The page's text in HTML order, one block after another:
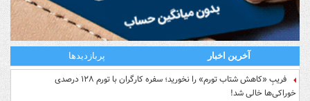
آخرین اخبار پربازدیدها
فریبِ «کاهش شتاب تورم» را نخورید؛ سفره کارگران با تورم ۱۲۸ درصدی
خوراکی‌ها خالی شد!